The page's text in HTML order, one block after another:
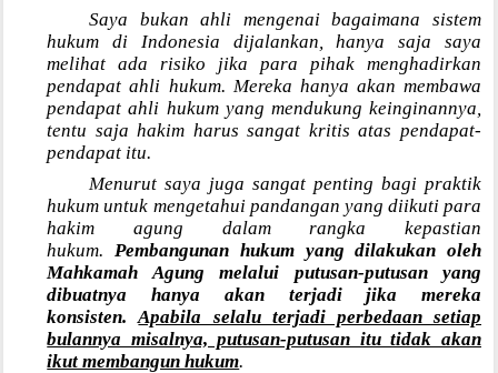
Saya bukan ahli mengenai bagaimana sistem
hukum di Indonesia dijalankan, hanya saja saya
melihat ada risiko jika para pihak menghadirkan
pendapat ahli hukum. Mereka hanya akan membawa
pendapat ahli hukum yang mendukung keinginannya,
tentu saja hakim harus sangat kritis atas pendapat-
pendapat itu.
Menurut saya juga sangat penting bagi praktik
hukum untuk mengetahui pandangan yang diikuti para
hakim agung dalam rangka kepastian
hukum.Pembangunan hukum yang dilakukan oleh
Mahkamah Agung melalui putusan-putusan yang
dibuatnya hanya akan terjadi jika mereka
konsisten.Apabila selalu terjadi perbedaan setiap
bulannya misalnya, putusan-putusan itu tidak akan
ikut membangun hukum.